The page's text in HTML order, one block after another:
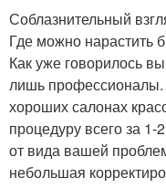
Соблазнительный
Где можно нарастить
Как уже говорилось
лишь профессионалы.
хороших салонах
процедуру всего за 1-
от вида вашей
небольшая